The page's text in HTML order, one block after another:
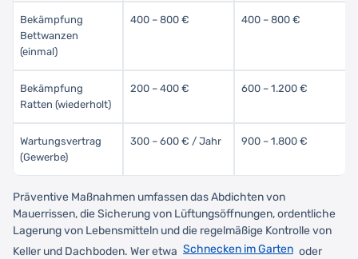
Bekämpfung
Bettwanzen
(einmal)
400 – 800 € 400 – 800 €
Bekämpfung
Ratten (wiederholt)
200 – 400 € 600 – 1.200 €
Wartungsvertrag
(Gewerbe)
300 – 600 € / Jahr 900 – 1.800 €
Präventive Maßnahmen umfassen das Abdichten von
Mauerrissen, die Sicherung von Lüftungsöffnungen, ordentliche
Lagerung von Lebensmitteln und die regelmäßige Kontrolle von
Keller und Dachboden. Wer etwa Schnecken im Garten oder